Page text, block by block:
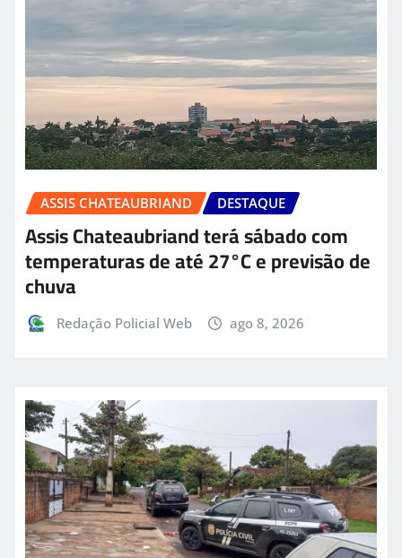
ASSIS CHATEAUBRIAND DESTAQUE
Assis Chateaubriand terá sábado com
temperaturas de até 27°C e previsão de
chuva
Redação Policial Web ago 8, 2026